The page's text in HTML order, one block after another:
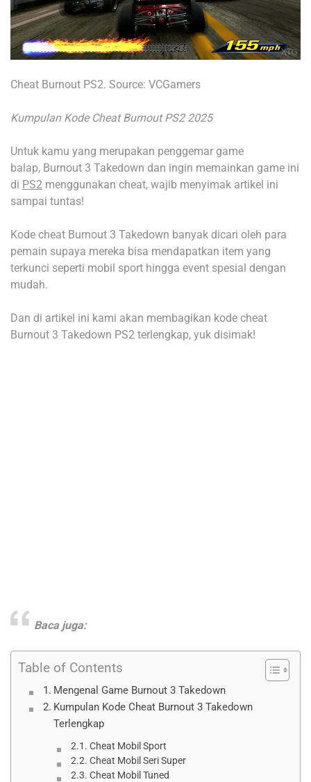
Cheat Burnout PS2. Source: VCGamers
Kumpulan Kode Cheat Burnout PS2 2025
Untuk kamu yang merupakan penggemar game
balap, Burnout 3 Takedown dan ingin memainkan game ini
di PS2 menggunakan cheat, wajib menyimak artikel ini
sampai tuntas!
Kode cheat Burnout 3 Takedown banyak dicari oleh para
pemain supaya mereka bisa mendapatkan item yang
terkunci seperti mobil sport hingga event spesial dengan
mudah.
Dan di artikel ini kami akan membagikan kode cheat
Burnout 3 Takedown PS2 terlengkap, yuk disimak!
Baca juga:
Table of Contents
Mengenal Game Burnout 3 Takedown
Kumpulan Kode Cheat Burnout 3 Takedown
Terlengkap
Cheat Mobil Sport
Cheat Mobil Seri Super
Cheat Mobil Tuned